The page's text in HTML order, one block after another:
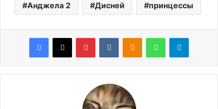
Анджела 2 Дисней принцессы